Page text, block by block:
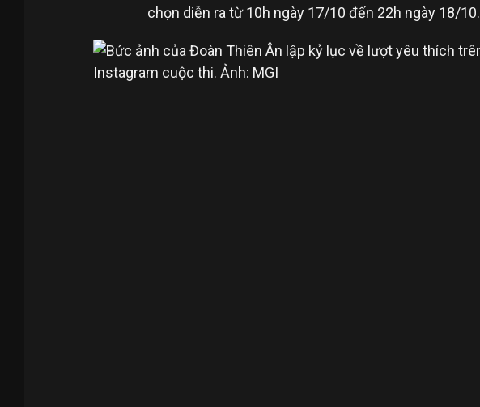
chọn diễn ra từ 10h ngày 17/10 đến 22h ngày 18/10.